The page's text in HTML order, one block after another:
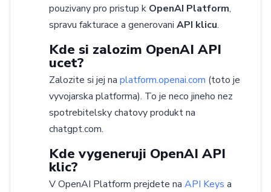
pouzivany pro pristup k OpenAI Platform,
spravu fakturace a generovani API klicu.
Kde si zalozim OpenAI API
ucet?
Zalozite si jej na platform.openai.com (toto je
vyvojarska platforma). To je neco jineho nez
spotrebitelsky chatovy produkt na
chatgpt.com.
Kde vygeneruji OpenAI API
klic?
V OpenAI Platform prejdete na API Keys a